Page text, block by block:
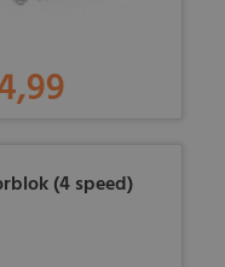
(4 speed)